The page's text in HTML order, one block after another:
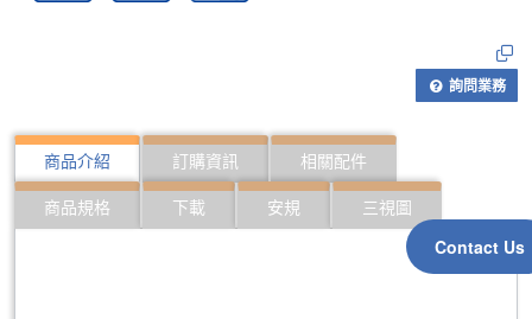
Contact Us
詢問業務
商品介紹 訂購資訊
相關配件
商品規格
下載 安規 三視圖